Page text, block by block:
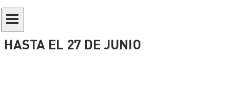
HASTA EL 27 DE JUNIO